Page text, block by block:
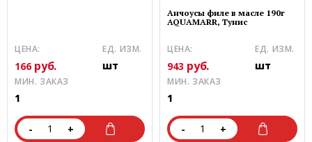
ЦЕНА:
166 руб. шт
ЕД. ИЗМ.
1
МИН. ЗАКАЗ
- +
Анчоусы филе в масле 190г
AQUAMARR, Тунис
ЦЕНА:
943 руб. шт
ЕД. ИЗМ.
1
МИН. ЗАКАЗ
- +